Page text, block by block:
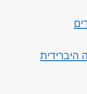
היברידית